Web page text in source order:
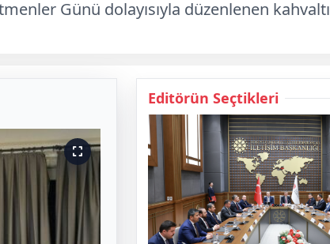
Günü dolayısıyla düzenlenen kahvaltı
Editörün Seçtikleri